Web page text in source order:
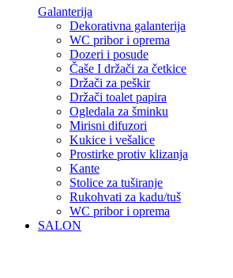
Galanterija
Dekorativna galanterija
WC pribor i oprema
Dozeri i posude
Čaše I držači za četkice
Držači za peškir
Držači toalet papira
Ogledala za šminku
Mirisni difuzori
Kukice i vešalice
Prostirke protiv klizanja
Kante
Stolice za tuširanje
Rukohvati za kadu/tuš
WC pribor i oprema
SALON